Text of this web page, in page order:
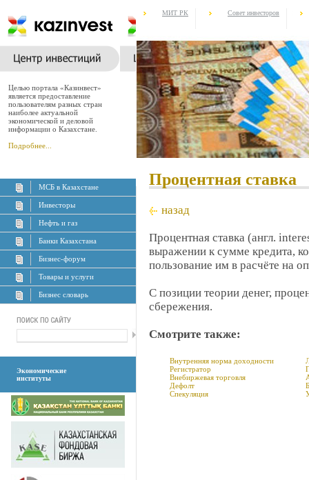
Целью портала «Казинвест»
является предоставление
пользователям разных стран
наиболее актуальной
экономической и деловой
информации о Казахстане.
Подробнее...
МСБ в Казахстане
Инвесторы
Нефть и газ
Банки Казахстана
Бизнес-форум
Товары и услуги
Бизнес словарь
Экономические
институты
МИТ РК Совет инвесторов
Процентная ставка
назад
Процентная ставка (англ.
выражении к сумме кредита,
пользование им в расчёте на
С позиции теории денег,
сбережения.
Смотрите также:
Внутренняя норма доходности
Регистратор
Внебиржевая торговля
Дефолт
Спекуляция